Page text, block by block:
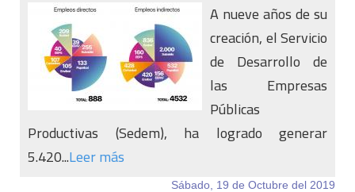
A nueve años de su
creación, el Servicio
de Desarrollo de
las Empresas
Públicas
Productivas (Sedem), ha logrado generar
5.420...Leer más
Sábado, 19 de Octubre del 2019